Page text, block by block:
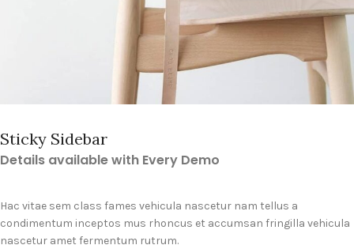
Sticky Sidebar
Details available with Every Demo
Hac vitae sem class fames vehicula nascetur nam tellus a
condimentum inceptos mus rhoncus et accumsan fringilla vehicula
nascetur amet fermentum rutrum.